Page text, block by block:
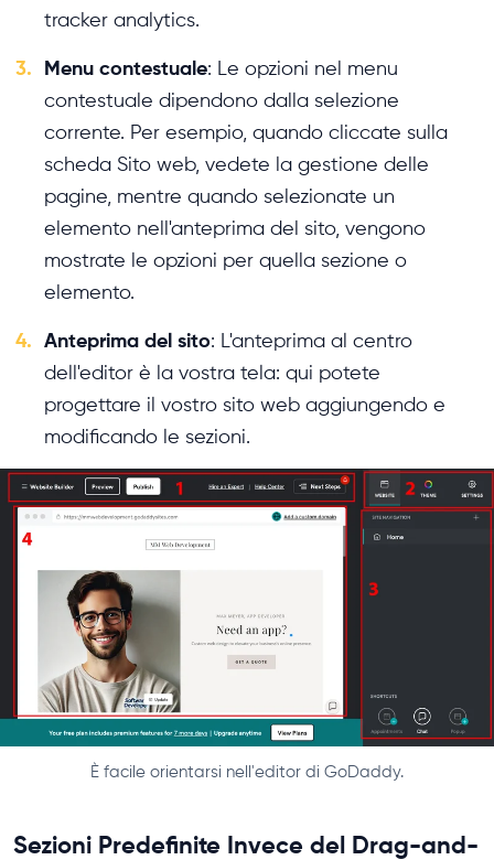
tracker analytics.
3. Menu contestuale: Le opzioni nel menu
contestuale dipendono dalla selezione
corrente. Per esempio, quando cliccate sulla
scheda Sito web, vedete la gestione delle
pagine, mentre quando selezionate un
elemento nell'anteprima del sito, vengono
mostrate le opzioni per quella sezione o
elemento.
4. Anteprima del sito: L'anteprima al centro
dell'editor è la vostra tela: qui potete
progettare il vostro sito web aggiungendo e
modificando le sezioni.
È facile orientarsi nell'editor di GoDaddy.
Sezioni Predefinite Invece del Drag-and-